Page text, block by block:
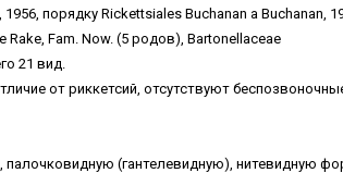
порядку Rickettsiales Buchanan a Buchanan,
Fam. Now. (5 родов), Bartonellaceae
21 вид.
от риккетсий, отсутствуют
(гантелевидную), нитевидную